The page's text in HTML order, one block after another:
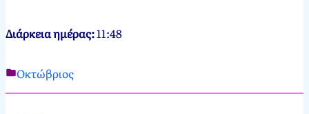
Διάρκεια ημέρας:11:48
Νεκτάριος
2
Οκτώβριος